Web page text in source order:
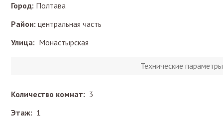
Город: Полтава
Район: центральная часть
Улица: Монастырская
Технические параметры
Количество комнат: 3
Этаж: 1